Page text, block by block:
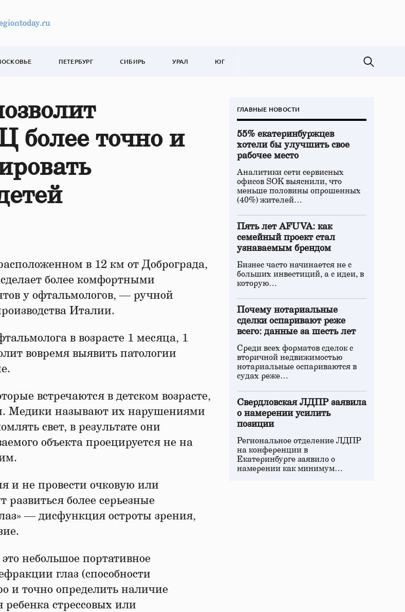
ПЕТЕРБУРГ СИБИРЬ УРАЛ ЮГ
более точно и
в 12 км от Доброграда,
более комфортными
у офтальмологов, — ручной
Италии.
в возрасте 1 месяца, 1
вовремя выявить патологии
встречаются в детском возрасте,
Медики называют их нарушениями
свет, в результате они
объекта проецируется не на
и не провести очковую или
более серьезные
— дисфункция остроты зрения,
небольшое портативное
глаз (способности
и точно определить наличие
стрессовых или
ГЛАВНЫЕ НОВОСТИ
55% екатеринбуржцев
хотели бы улучшить свое
рабочее место
Аналитики сети сервисных
офисов SOK выяснили, что
меньше половины опрошенных
(40%) жителей…
Пять лет AFUVA: как
семейный проект стал
узнаваемым брендом
Бизнес часто начинается не с
больших инвестиций, а с идеи, в
которую…
Почему нотариальные
сделки оспаривают реже
всего: данные за шесть лет
Среди всех форматов сделок с
вторичной недвижимостью
нотариальные оспариваются в
судах реже…
Свердловская ЛДПР заявила
о намерении усилить
позиции
Региональное отделение ЛДПР
на конференции в
Екатеринбурге заявило о
намерении как минимум…